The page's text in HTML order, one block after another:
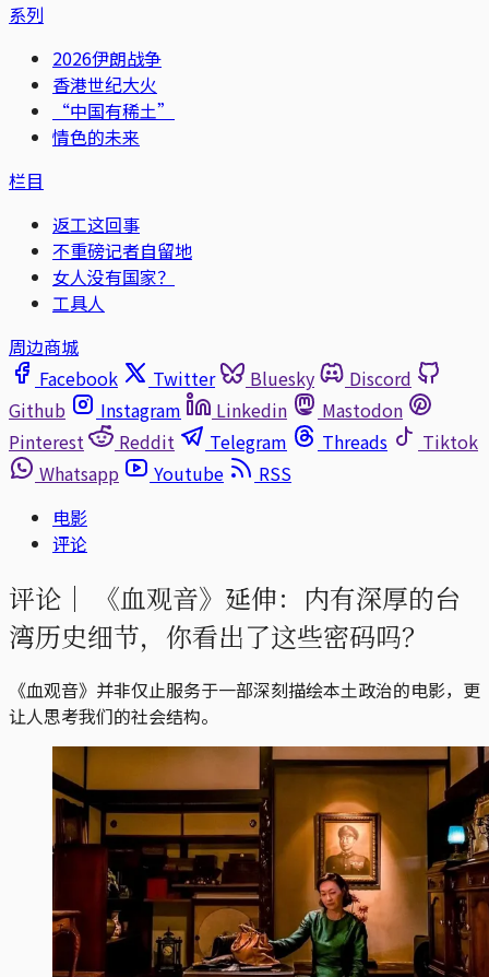
系列
2026伊朗战争
香港世纪大火
“中国有稀土”
情色的未来
栏目
返工这回事
不重磅记者自留地
女人没有国家？
工具人
周边商城
Facebook
Twitter Bluesky
Discord
Github
Instagram Linkedin
Mastodon
Pinterest
Reddit Telegram Threads
Tiktok
Whatsapp
Youtube
RSS
电影
评论
评论｜
《血观音》延伸：内有深厚的台
湾历史细节，你看出了这些密码吗？
《血观音》并非仅止服务于一部深刻描绘本土政治的电影，更
让人思考我们的社会结构。